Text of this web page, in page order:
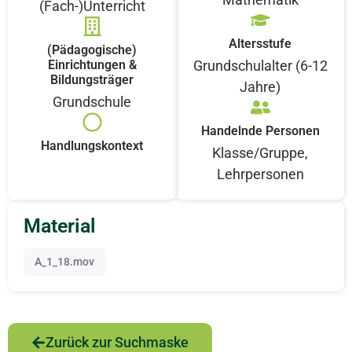
(Fach-)Unterricht
(Pädagogische)
Einrichtungen &
Bildungsträger
Grundschule
Handlungskontext
Altersstufe
Grundschulalter (6-12
Jahre)
Handelnde Personen
Klasse/Gruppe,
Lehrpersonen
Material
A_1_18.mov
Zurück zur Suchmaske